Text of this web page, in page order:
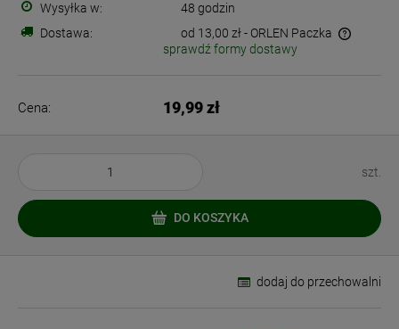
Wysyłka w:
48 godzin
Dostawa:
od 13,00 zł- ORLEN Paczka
Cena nie zawiera ewentualnych kosztów płatności
sprawdź formy dostawy
Cena: 19,99 zł
szt.
DO KOSZYKA
dodaj do przechowalni